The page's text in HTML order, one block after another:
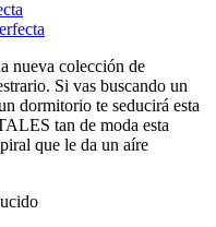
nueva colección de
Si vas buscando un
dormitorio te seducirá esta
tan de moda esta
que le da un aíre